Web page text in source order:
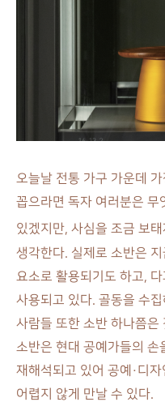
오늘날 전통 가구 가운데
꼽으라면 독자 여러분은 무
있겠지만, 사심을 조금 보태
생각한다. 실제로 소반은
요소로 활용되기도 하고,
사용되고 있다. 골동을 수
사람들 또한 소반 하나쯤은
소반은 현대 공예가들의 손
재해석되고 있어 공예·디
어렵지 않게 만날 수 있다.